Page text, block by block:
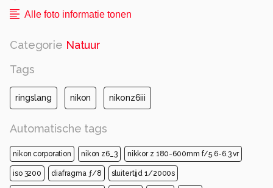
Alle foto informatie tonen
Categorie Natuur
Tags
ringslang nikon nikonz6iii
Automatische tags
nikon corporation nikon z6_3 nikkor z 180-600mm f/5.6-6.3 vr
iso 3200 diafragma ƒ/8 sluitertijd 1/2000s